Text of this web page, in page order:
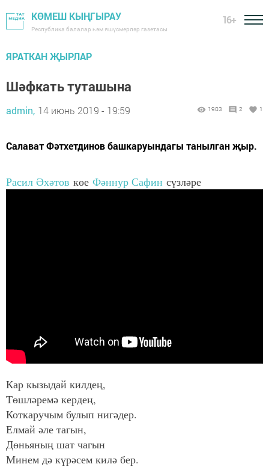
КӨМЕШ КЫҢГЫРАУ
Республика балалар һәм яшүсмерләр газетасы
16+
ЯРАТКАН ҖЫРЛАР
Шәфкать туташына
admin, 14 июнь 2019 - 19:59 1903 2 1
Салават Фәтхетдинов башкаруындагы танылган җыр.
Расил Әхәтов көе Фәннур Сафин сүзләре
Кар кызыдай килдең,
Төшләремә кердең,
Коткаручым булып нигәдер.
Елмай әле тагын,
Дөньяның шат чагын
Минем дә күрәсем килә бер.